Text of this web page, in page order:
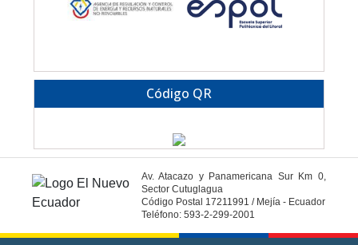
Código QR
Av. Atacazo y Panamericana Sur Km 0,
Sector Cutuglagua
Código Postal 17211991 / Mejía - Ecuador
Teléfono: 593-2-299-2001